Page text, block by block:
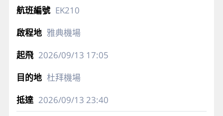
EK210
雅典機場
2026/09/13 17:05
杜拜機場
2026/09/13 23:40